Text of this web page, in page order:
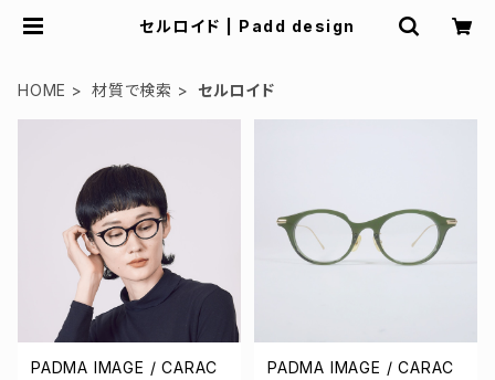
セルロイド | Padd design
HOME 材質で検索 セルロイド
PADMA IMAGE / CARAC
PADMA IMAGE / CARAC